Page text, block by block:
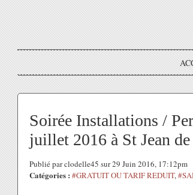
Soirée Installations /
juillet 2016 à St Jean
Publié par clodelle45 sur 29 Juin 2016, 17:12pm
Catégories : #GRATUIT OU TARIF REDUIT,